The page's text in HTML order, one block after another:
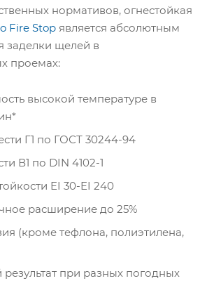
нормативов, огнестойкая
Fire Stop является абсолютным
заделки щелей в
проемах:
высокой температуре в
Г1 по ГОСТ 30244-94
В1 по DIN 4102-1
EI 30-EI 240
расширение до 25%
(кроме тефлона, полиэтилена,
при разных погодных